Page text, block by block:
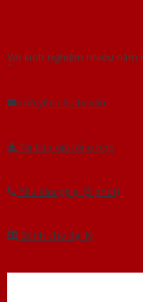
Với kinh nghiệm nhiêu năm
Gửi yêu cầu tư vấn
Tải báo giá tổng hợp
Yêu cầu gọi lại (3 phút)
Dành cho đại lý